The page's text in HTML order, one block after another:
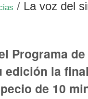
/ La voz del
Programa
edición la
de 10